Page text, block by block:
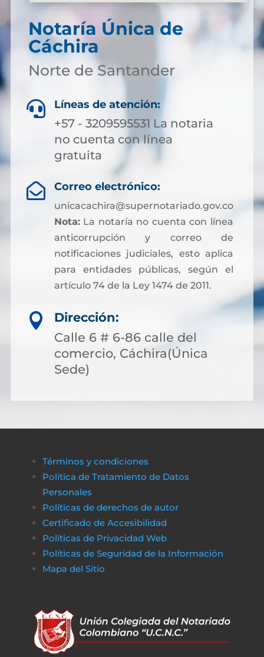
Notaría Única de
Cáchira
Norte de Santander
 Líneas de atención:
+57 - 3209595531 La notaria
no cuenta con línea
gratuita
 Correo electrónico:
unicacachira@supernotariado.gov.co
Nota:La notaría no cuenta con línea
anticorrupción y correo de
notificaciones judiciales, esto aplica
para entidades públicas, según el
artículo 74 de la Ley 1474 de 2011.

Dirección:
Calle 6 # 6-86 calle del
comercio, Cáchira(Única
Sede)
Términos y condiciones
Política de Tratamiento de Datos
Personales
Políticas de derechos de autor
Certificado de Accesibilidad
Políticas de Privacidad Web
Políticas de Seguridad de la Información
Mapa del Sitio